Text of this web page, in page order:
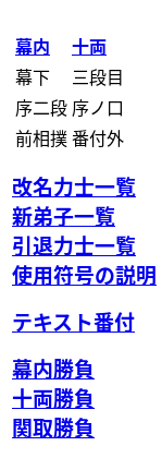
幕内
十両
幕下
三段目
序二段 序ノ口
前相撲番付外
改名力士一覧
新弟子一覧
引退力士一覧
使用符号の説明
テキスト番付
幕内勝負
十両勝負
関取勝負